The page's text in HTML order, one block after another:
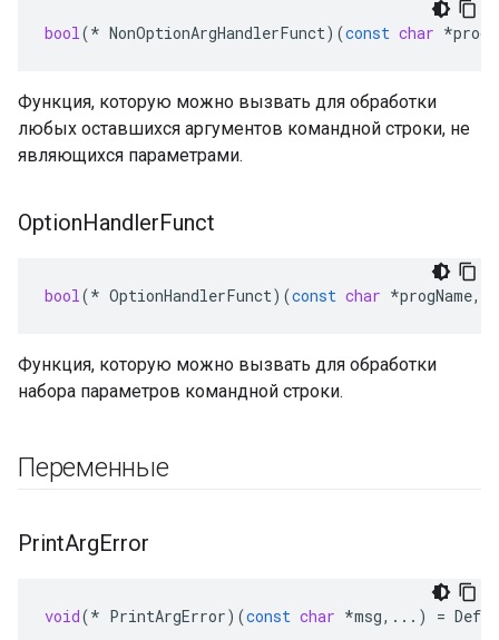
bool(* NonOptionArgHandlerFunct)(const char *
Функция, которую можно вызвать для обработки
любых оставшихся аргументов командной строки, не
являющихся параметрами.
OptionHandlerFunct
bool(* OptionHandlerFunct)(const char *progName,
Функция, которую можно вызвать для обработки
набора параметров командной строки.
Переменные
PrintArgError
void(* PrintArgError)(const char *msg, ... ) =